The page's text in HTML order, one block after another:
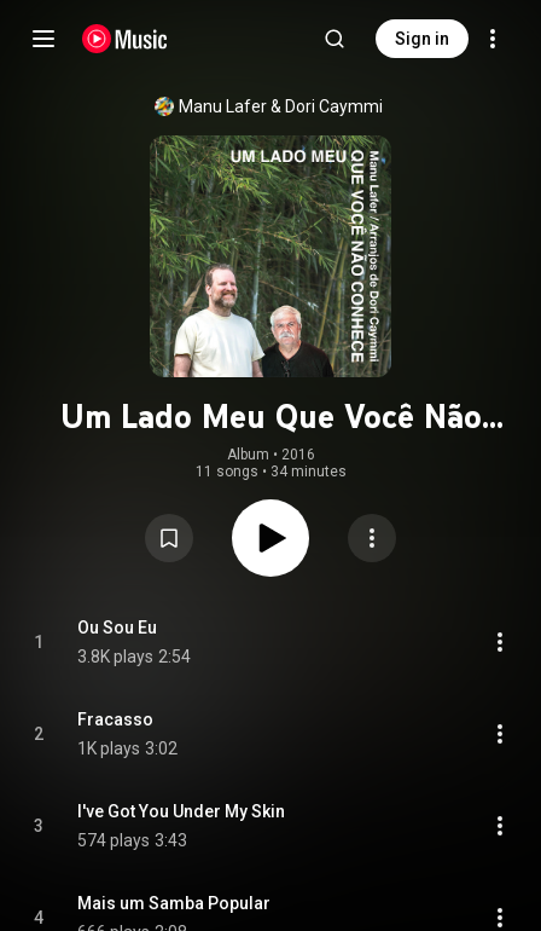
Sign in
Manu Lafer & Dori Caymmi
Um Lado Meu Que Você Não
Conhece
Album • 2016
11 songs • 34 minutes
1
Ou Sou Eu
3.8K plays 2:54
2
Fracasso
1K plays 3:02
3
I've Got You Under My Skin
574 plays 3:43
4
Mais um Samba Popular